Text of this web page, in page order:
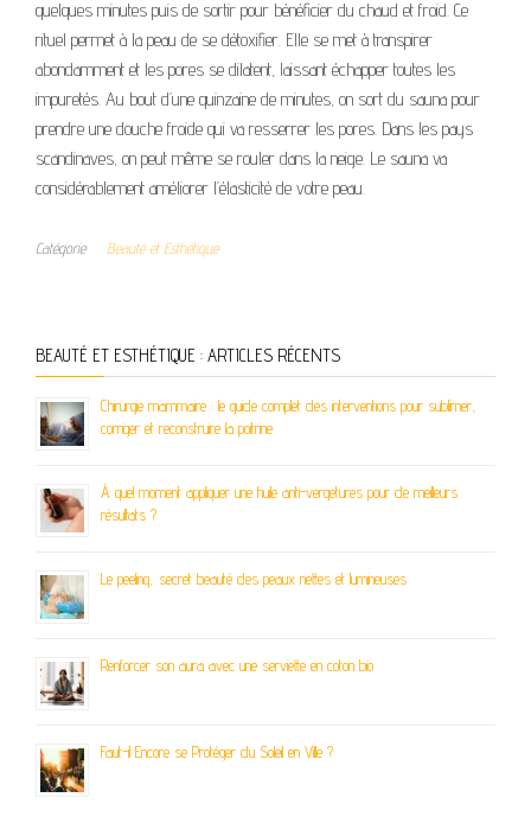
quelques minutes puis de sortir pour bénéficier du chaud et froid. Ce
rituel permet à la peau de se détoxifier. Elle se met à transpirer
abondamment et les pores se dilatent, laissant échapper toutes les
impuretés. Au bout d’une quinzaine de minutes, on sort du sauna pour
prendre une douche froide qui va resserrer les pores. Dans les pays
scandinaves, on peut même se rouler dans la neige. Le sauna va
considérablement améliorer l’élasticité de votre peau.
Catégorie Beauté et Esthétique
BEAUTÉ ET ESTHÉTIQUE : ARTICLES RÉCENTS
Chirurgie mammaire : le guide complet des interventions pour sublimer,
corriger et reconstruire la poitrine
À quel moment appliquer une huile anti-vergetures pour de meilleurs
résultats ?
Le peeling, secret beauté des peaux nettes et lumineuses
Renforcer son aura avec une serviette en coton bio
Faut-il Encore se Protéger du Soleil en Ville ?